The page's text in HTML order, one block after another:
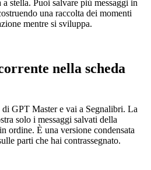
stella. Puoi salvare più messaggi in
una raccolta dei momenti
mentre si sviluppa.
nella scheda
GPT Master e vai a Segnalibri. La
solo i messaggi salvati della
ordine. È una versione condensata
parti che hai contrassegnato.